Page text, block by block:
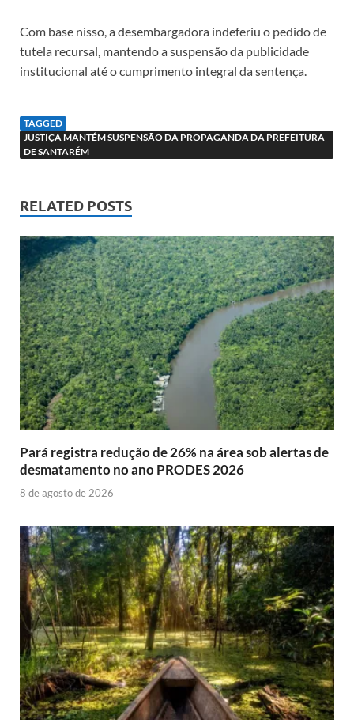
Com base nisso, a desembargadora indeferiu o pedido de
tutela recursal, mantendo a suspensão da publicidade
institucional até o cumprimento integral da sentença.
TAGGED
JUSTIÇA MANTÉM SUSPENSÃO DA PROPAGANDA DA PREFEITURA
DE SANTARÉM
RELATED POSTS
Pará registra redução de 26% na área sob alertas de
desmatamento no ano PRODES 2026
8 de agosto de 2026